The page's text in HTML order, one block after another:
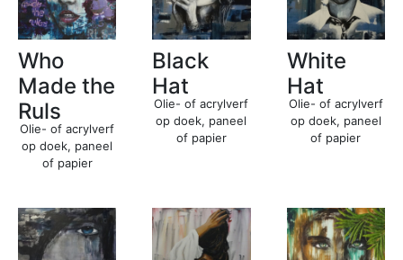
Who
Made the
Ruls
Olie- of acrylverf
op doek, paneel
of papier
Black
Hat
Olie- of acrylverf
op doek, paneel
of papier
White
Hat
Olie- of acrylverf
op doek, paneel
of papier